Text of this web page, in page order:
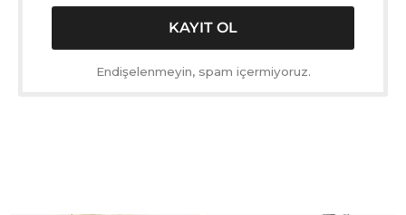
Endişelenmeyin, spam içermiyoruz.